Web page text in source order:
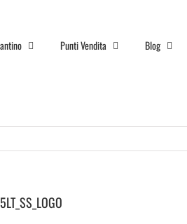
Punti Vendita Blog